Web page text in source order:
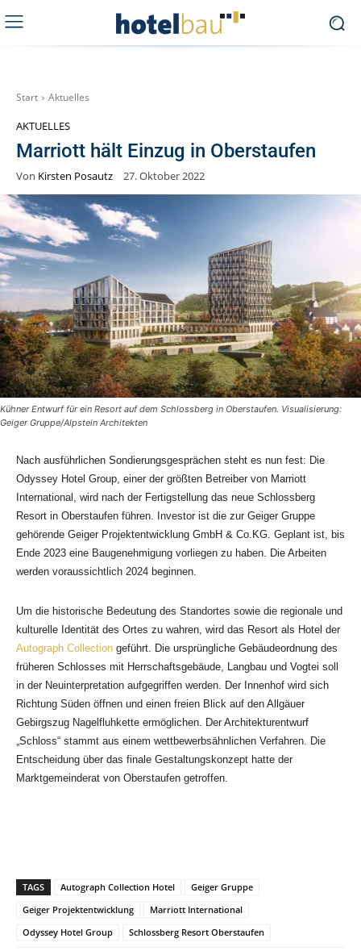
Start Aktuelles
AKTUELLES
Marriott hält Einzug in Oberstaufen
Von Kirsten Posautz 27. Oktober 2022
Kühner Entwurf für ein Resort auf dem Schlossberg in Oberstaufen. Visualisierung:
Geiger Gruppe/Alpstein Architekten
Nach ausführlichen Sondierungsgesprächen steht es nun fest: Die
Odyssey Hotel Group, einer der größten Betreiber von Marriott
International, wird nach der Fertigstellung das neue Schlossberg
Resort in Oberstaufen führen. Investor ist die zur Geiger Gruppe
gehörende Geiger Projektentwicklung GmbH & Co.KG. Geplant ist, bis
Ende 2023 eine Baugenehmigung vorliegen zu haben. Die Arbeiten
werden voraussichtlich 2024 beginnen.
Um die historische Bedeutung des Standortes sowie die regionale und
kulturelle Identität des Ortes zu wahren, wird das Resort als Hotel der
Autograph Collection geführt. Die ursprüngliche Gebäudeordnung des
früheren Schlosses mit Herrschaftsgebäude, Langbau und Vogtei soll
in der Neuinterpretation aufgegriffen werden. Der Innenhof wird sich
Richtung Süden öffnen und einen freien Blick auf den Allgäuer
Gebirgszug Nagelfluhkette ermöglichen. Der Architekturentwurf
„Schloss“ stammt aus einem wettbewerbsähnlichen Verfahren. Die
Entscheidung über das finale Gestaltungskonzept hatte der
Marktgemeinderat von Oberstaufen getroffen.
TAGS Autograph Collection Hotel
Geiger Gruppe
Geiger Projektentwicklung
Marriott International
Odyssey Hotel Group
Schlossberg Resort Oberstaufen